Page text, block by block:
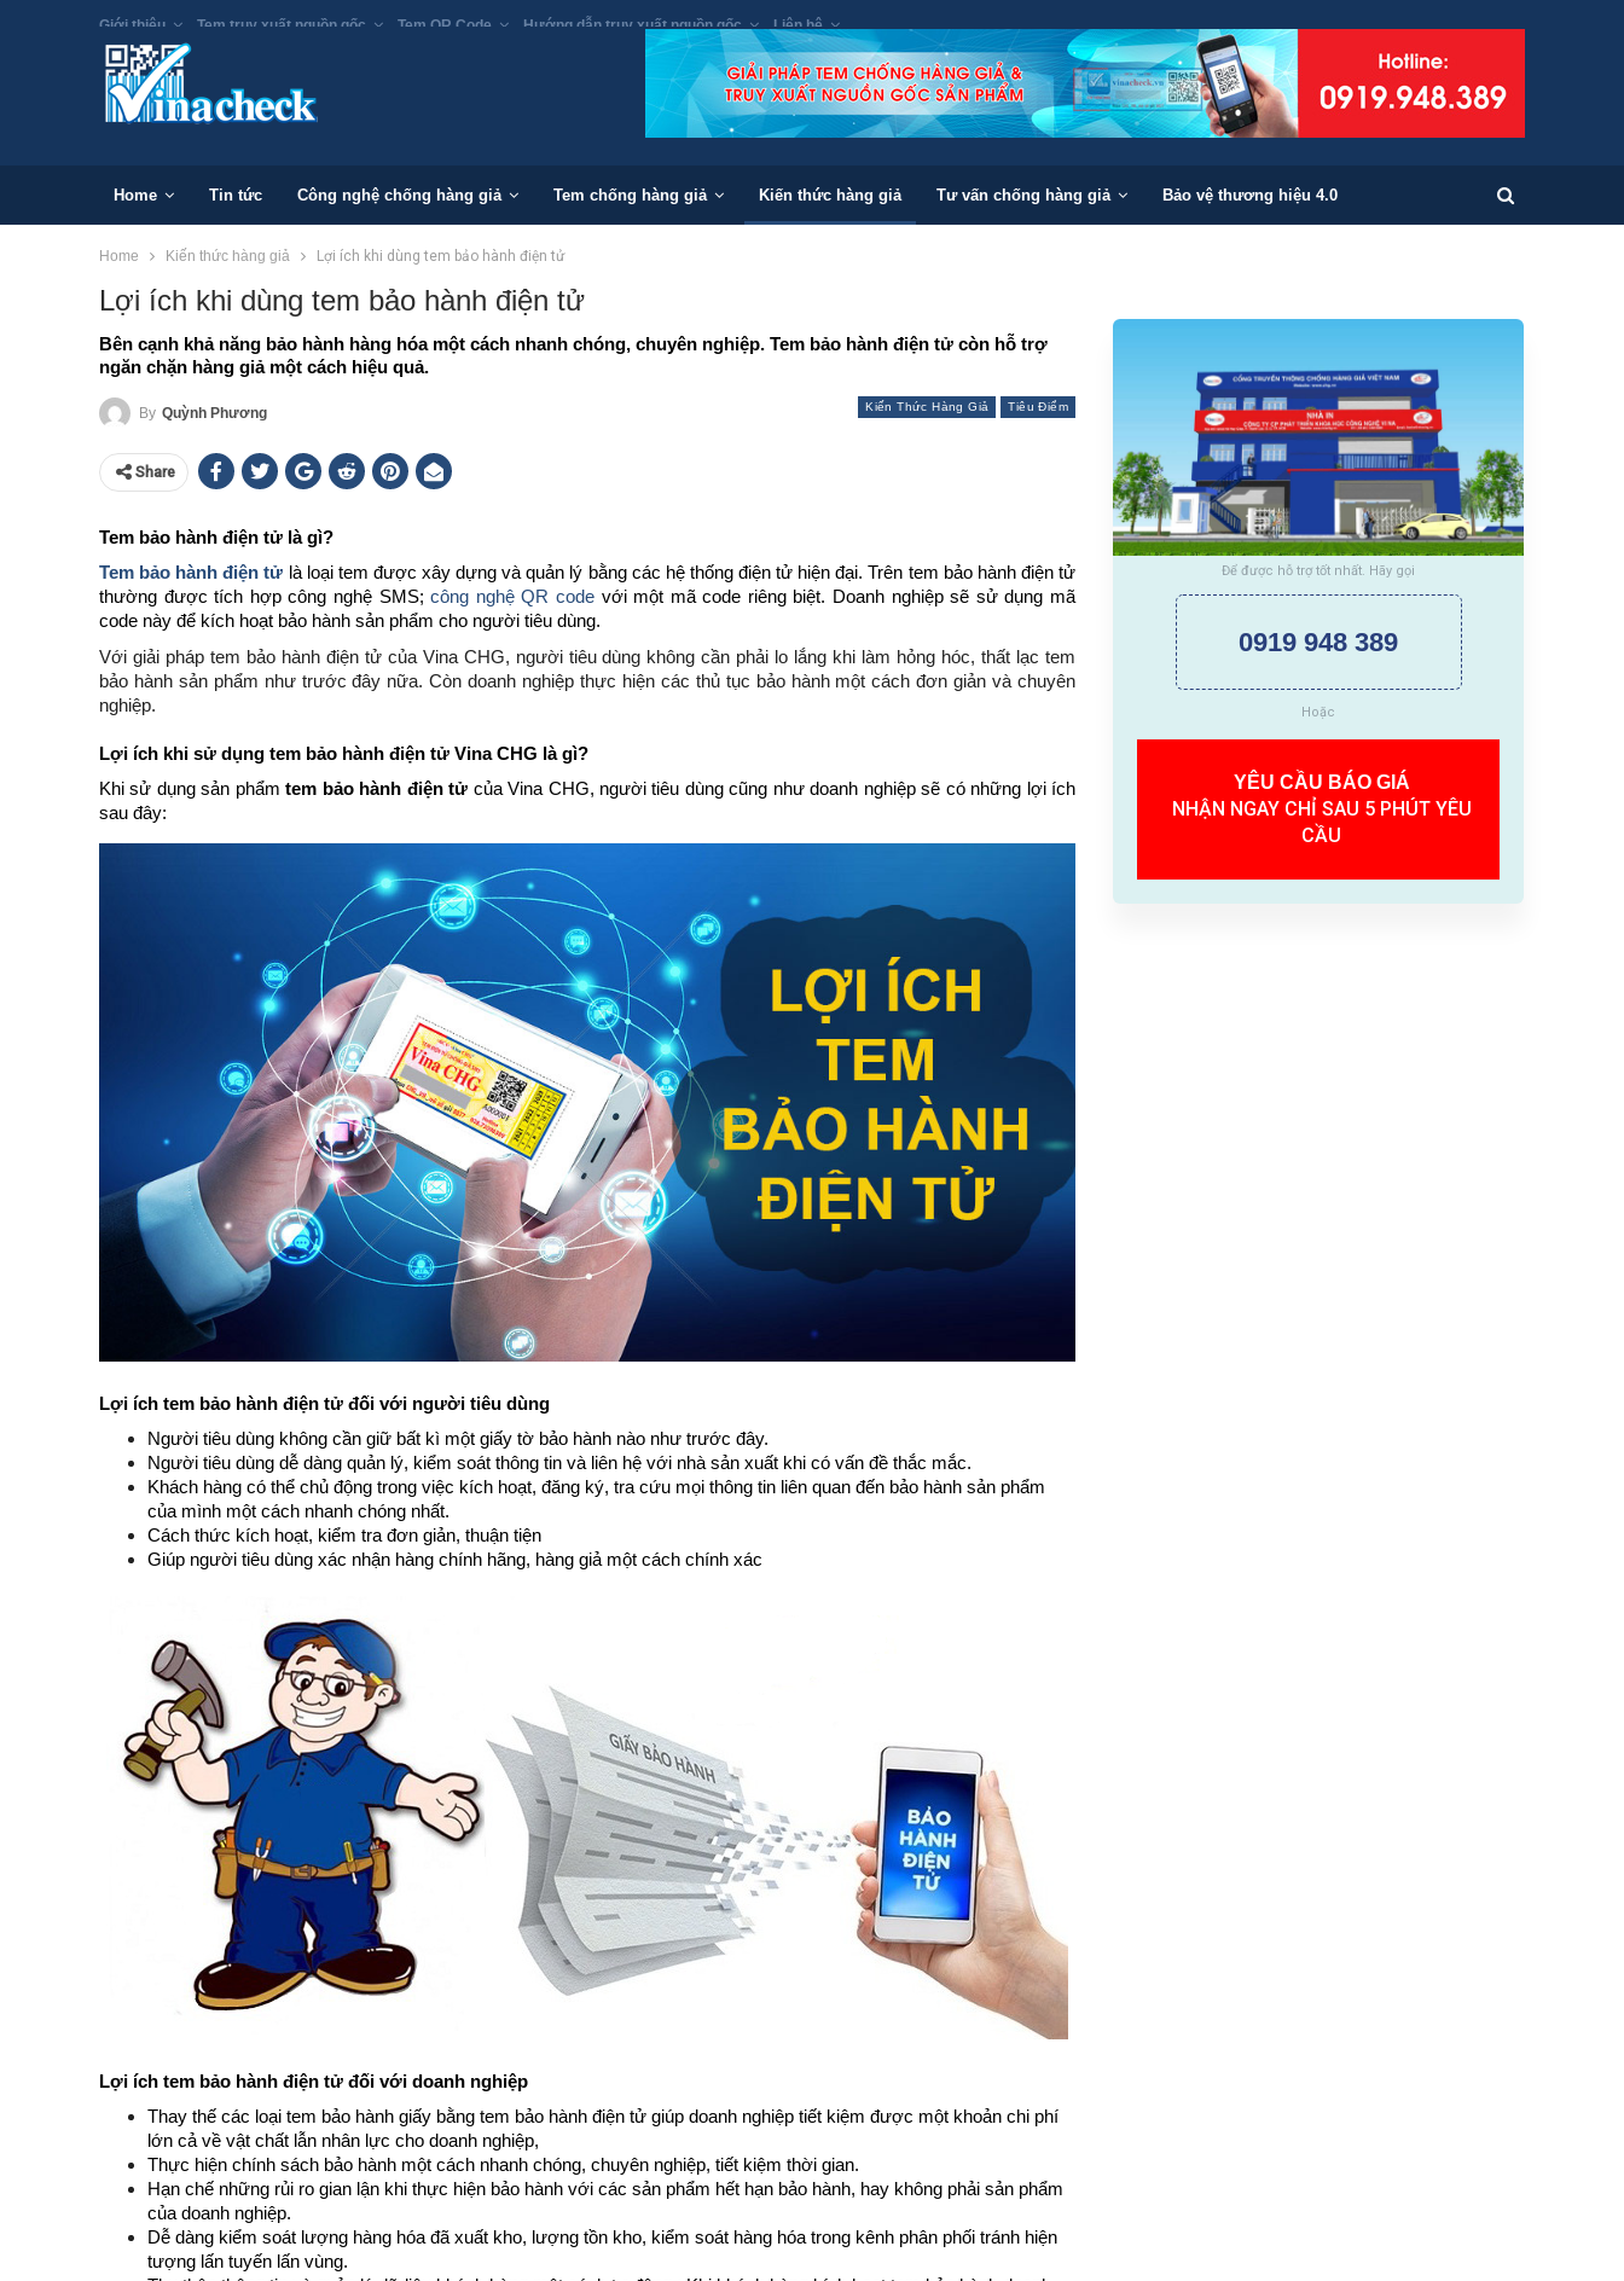
Giới thiệu Tem truy xuất nguồn gốc Tem QR Code Hướng dẫn truy xuất nguồn gốc Liên hệ
Home Tin tức Công nghệ chống hàng giả Tem chống hàng giả Kiến thức hàng giả Tư vấn chống hàng giả Bảo vệ thương hiệu 4.0
Home Kiến thức hàng giả Lợi ích khi dùng tem bảo hành điện tử
Lợi ích khi dùng tem bảo hành điện tử
Bên cạnh khả năng bảo hành hàng hóa một cách nhanh chóng, chuyên nghiệp. Tem bảo hành điện tử còn hỗ trợ
ngăn chặn hàng giả một cách hiệu quả.
Kiến Thức Hàng Giả Tiêu Điểm
By Quỳnh Phương
Share
Tem bảo hành điện tử là gì?
Tem bảo hành điện tử là loại tem được xây dựng và quản lý bằng các hệ thống điện tử hiện đại. Trên tem bảo hành điện tử
thường được tích hợp công nghệ SMS;công nghệ QR codevới một mã code riêng biệt. Doanh nghiệp sẽ sử dụng mã
code này để kích hoạt bảo hành sản phẩm cho người tiêu dùng.
Với giải pháp tem bảo hành điện tử của Vina CHG, người tiêu dùng không cần phải lo lắng khi làm hỏng hóc, thất lạc tem
bảo hành sản phẩm như trước đây nữa. Còn doanh nghiệp thực hiện các thủ tục bảo hành một cách đơn giản và chuyên
nghiệp.
Lợi ích khi sử dụng tem bảo hành điện tử Vina CHG là gì?
Khi sử dụng sản phẩmtem bảo hành điện tử của Vina CHG, người tiêu dùng cũng như doanh nghiệp sẽ có những lợi ích
sau đây:
Lợi ích tem bảo hành điện tử đối với người tiêu dùng
Người tiêu dùng không cần giữ bất kì một giấy tờ bảo hành nào như trước đây.
Người tiêu dùng dễ dàng quản lý, kiểm soát thông tin và liên hệ với nhà sản xuất khi có vấn đề thắc mắc.
Khách hàng có thể chủ động trong việc kích hoạt, đăng ký, tra cứu mọi thông tin liên quan đến bảo hành sản phẩm
của mình một cách nhanh chóng nhất.
Cách thức kích hoạt, kiểm tra đơn giản, thuận tiện
Giúp người tiêu dùng xác nhận hàng chính hãng, hàng giả một cách chính xác
Lợi ích tem bảo hành điện tử đối với doanh nghiệp
Thay thế các loại tem bảo hành giấy bằng tem bảo hành điện tử giúp doanh nghiệp tiết kiệm được một khoản chi phí
lớn cả về vật chất lẫn nhân lực cho doanh nghiệp,
Thực hiện chính sách bảo hành một cách nhanh chóng, chuyên nghiệp, tiết kiệm thời gian.
Hạn chế những rủi ro gian lận khi thực hiện bảo hành với các sản phẩm hết hạn bảo hành, hay không phải sản phẩm
của doanh nghiệp.
Dễ dàng kiểm soát lượng hàng hóa đã xuất kho, lượng tồn kho, kiểm soát hàng hóa trong kênh phân phối tránh hiện
tượng lấn tuyến lấn vùng.
Để được hỗ trợ tốt nhất. Hãy gọi
0919 948 389
Hoặc
YÊU CẦU BÁO GIÁ
NHẬN NGAY CHỈ SAU 5 PHÚT YÊU
CẦU